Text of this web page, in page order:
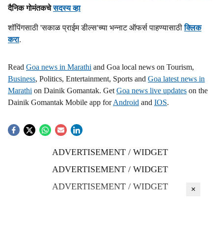
दैनिक गोमंतकचेसदस्य व्हा
शॉपिंगसाठी 'सकाळ प्राईम डील्स'च्या भन्नाट ऑफर्स पाहण्यासाठीक्लिक
करा.
Read Goa news in Marathi and Goa local news on Tourism,
Business, Politics, Entertainment, Sports and Goa latest news in
Marathi on Dainik Gomantak. Get Goa news live updates on the
Dainik Gomantak Mobile app forAndroid and IOS.
ADVERTISEMENT / WIDGET
ADVERTISEMENT / WIDGET
ADVERTISEMENT / WIDGET
×